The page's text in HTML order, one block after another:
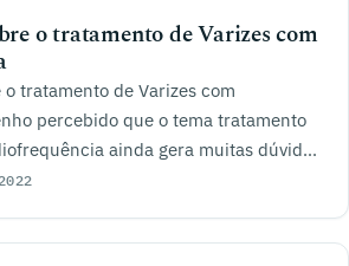
o tratamento de Varizes com
tratamento de Varizes com
percebido que o tema tratamento
ainda gera muitas dúvidas
no consultório. As